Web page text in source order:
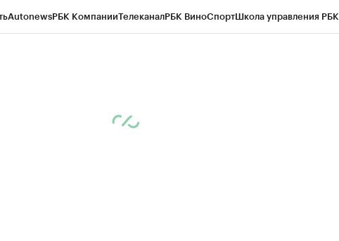
AutonewsРБК КомпанииТелеканалРБК ВиноСпортШкола управления РБК